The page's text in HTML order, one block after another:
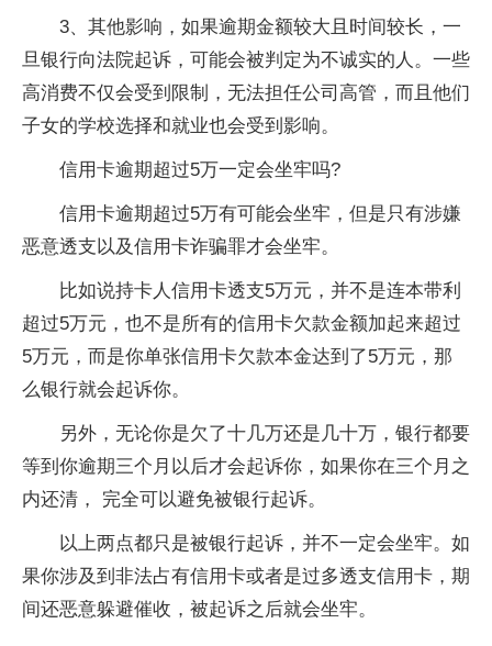
3、其他影响，如果逾期金额较大且时间较长，一
旦银行向法院起诉，可能会被判定为不诚实的人。一些
高消费不仅会受到限制，无法担任公司高管，而且他们
子女的学校选择和就业也会受到影响。
信用卡逾期超过5万一定会坐牢吗?
信用卡逾期超过5万有可能会坐牢，但是只有涉嫌
恶意透支以及信用卡诈骗罪才会坐牢。
比如说持卡人信用卡透支5万元，并不是连本带利
超过5万元，也不是所有的信用卡欠款金额加起来超过
5万元，而是你单张信用卡欠款本金达到了5万元，那
么银行就会起诉你。
另外，无论你是欠了十几万还是几十万，银行都要
等到你逾期三个月以后才会起诉你，如果你在三个月之
内还清， 完全可以避免被银行起诉。
以上两点都只是被银行起诉，并不一定会坐牢。如
果你涉及到非法占有信用卡或者是过多透支信用卡，期
间还恶意躲避催收，被起诉之后就会坐牢。